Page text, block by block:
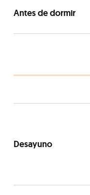
Antes de dormir
Desayuno